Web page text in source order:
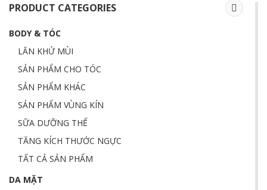
PRODUCT CATEGORIES
BODY & TÓC
LĂN KHỬ MÙI
SẢN PHẨM CHO TÓC
SẢN PHẨM KHÁC
SẢN PHẨM VÙNG KÍN
SỮA DƯỠNG THỂ
TĂNG KÍCH THƯỚC NGỰC
TẤT CẢ SẢN PHẨM
DA MẶT